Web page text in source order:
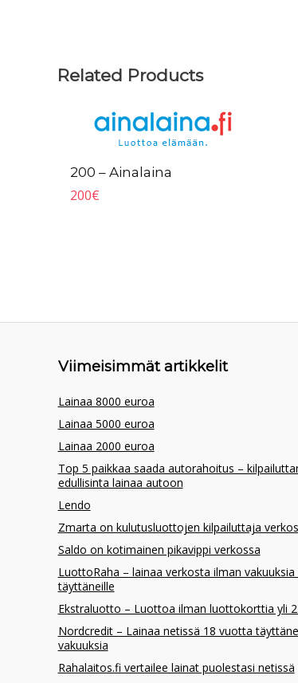
Related Products
200 – Ainalaina
200€
Viimeisimmät artikkelit
Lainaa 8000 euroa
Lainaa 5000 euroa
Lainaa 2000 euroa
Top 5 paikkaa saada autorahoitus –
edullisinta lainaa autoon
Lendo
Zmarta on kulutusluottojen kilpailuttaja
Saldo on kotimainen pikavippi verkossa
LuottoRaha – lainaa verkosta ilman
täyttäneille
Ekstraluotto – Luottoa ilman luottokorttia yli
Nordcredit – Lainaa netissä 18 vuotta
vakuuksia
Rahalaitos.fi vertailee lainat puolestasi netissä